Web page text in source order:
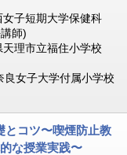
子短期大学保健科
師)
理市立福住小学校
大学付属小学校
とコツ〜喫煙防止教
な授業実践〜